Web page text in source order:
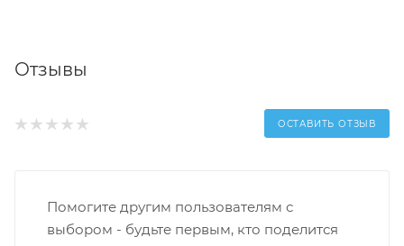
Отзывы
ОСТАВИТЬ ОТЗЫВ
Помогите другим пользователям с
выбором - будьте первым, кто поделится